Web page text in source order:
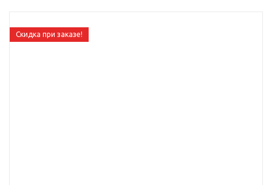
Скидка при заказе!